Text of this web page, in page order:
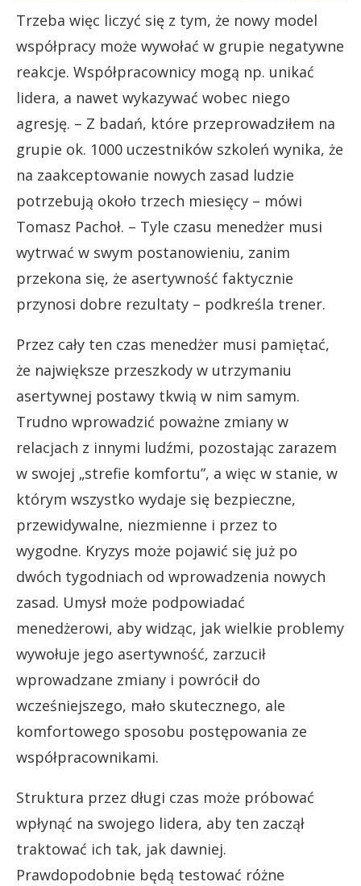
Trzeba więc liczyć się z tym, że nowy model
współpracy może wywołać w grupie negatywne
reakcje. Współpracownicy mogą np. unikać
lidera, a nawet wykazywać wobec niego
agresję. – Z badań, które przeprowadziłem na
grupie ok. 1000 uczestników szkoleń wynika, że
na zaakceptowanie nowych zasad ludzie
potrzebują około trzech miesięcy – mówi
Tomasz Pachoł. – Tyle czasu menedżer musi
wytrwać w swym postanowieniu, zanim
przekona się, że asertywność faktycznie
przynosi dobre rezultaty – podkreśla trener.
Przez cały ten czas menedżer musi pamiętać,
że największe przeszkody w utrzymaniu
asertywnej postawy tkwią w nim samym.
Trudno wprowadzić poważne zmiany w
relacjach z innymi ludźmi, pozostając zarazem
w swojej „strefie komfortu”, a więc w stanie, w
którym wszystko wydaje się bezpieczne,
przewidywalne, niezmienne i przez to
wygodne. Kryzys może pojawić się już po
dwóch tygodniach od wprowadzenia nowych
zasad. Umysł może podpowiadać
menedżerowi, aby widząc, jak wielkie problemy
wywołuje jego asertywność, zarzucił
wprowadzane zmiany i powrócił do
wcześniejszego, mało skutecznego, ale
komfortowego sposobu postępowania ze
współpracownikami.
Struktura przez długi czas może próbować
wpłynąć na swojego lidera, aby ten zaczął
traktować ich tak, jak dawniej.
Prawdopodobnie będą testować różne